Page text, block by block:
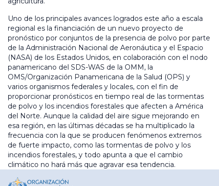
Uno de los principales avances logrados este año a escala
regional es la financiación de un nuevo proyecto de
pronóstico por conjuntos de la presencia de polvo por parte
de la Administración Nacional de Aeronáutica y el Espacio
(NASA) de los Estados Unidos, en colaboración con el nodo
panamericano del SDS-WAS de la OMM, la
OMS/Organización Panamericana de la Salud (OPS) y
varios organismos federales y locales, con el fin de
proporcionar pronósticos en tiempo real de las tormentas
de polvo y los incendios forestales que afecten a América
del Norte. Aunque la calidad del aire sigue mejorando en
esa región, en las últimas décadas se ha multiplicado la
frecuencia con la que se producen fenómenos extremos
de fuerte impacto, como las tormentas de polvo y los
incendios forestales, y todo apunta a que el cambio
climático no hará más que agravar esa tendencia.